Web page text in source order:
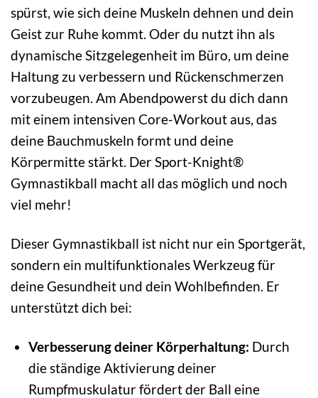
spürst, wie sich deine Muskeln dehnen und dein
Geist zur Ruhe kommt. Oder du nutzt ihn als
dynamische Sitzgelegenheit im Büro, um deine
Haltung zu verbessern und Rückenschmerzen
vorzubeugen. Am Abendpowerst du dich dann
mit einem intensiven Core-Workout aus, das
deine Bauchmuskeln formt und deine
Körpermitte stärkt. Der Sport-Knight®
Gymnastikball macht all das möglich und noch
viel mehr!
Dieser Gymnastikball ist nicht nur ein Sportgerät,
sondern ein multifunktionales Werkzeug für
deine Gesundheit und dein Wohlbefinden. Er
unterstützt dich bei:
Verbesserung deiner Körperhaltung: Durch
die ständige Aktivierung deiner
Rumpfmuskulatur fördert der Ball eine